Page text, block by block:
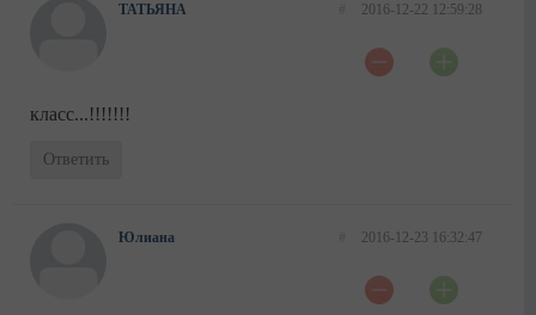
ТАТЬЯНА 2016-12-22 12:59:28
класс...!!!!!!!
Ответить
Юлиана 2016-12-23 16:32:47